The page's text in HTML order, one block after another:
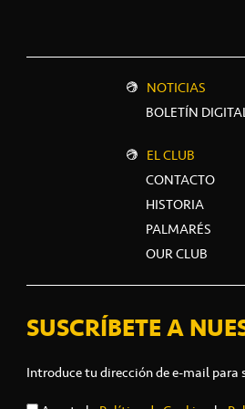
NOTICIAS
BOLETÍN
EL CLUB
CONTACTO
HISTORIA
PALMARÉS
OUR CLUB
SUSCRÍBETE A
Introduce tu dirección de e-mail para